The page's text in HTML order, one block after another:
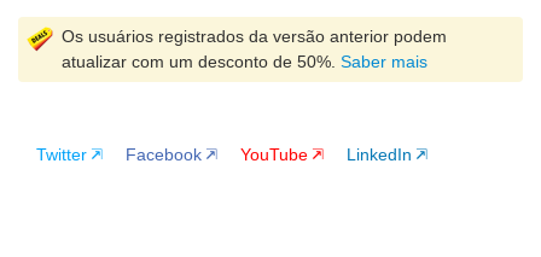
Os usuários registrados da versão anterior podem
atualizar com um desconto de 50%. Saber mais
Twitter Facebook YouTube LinkedIn